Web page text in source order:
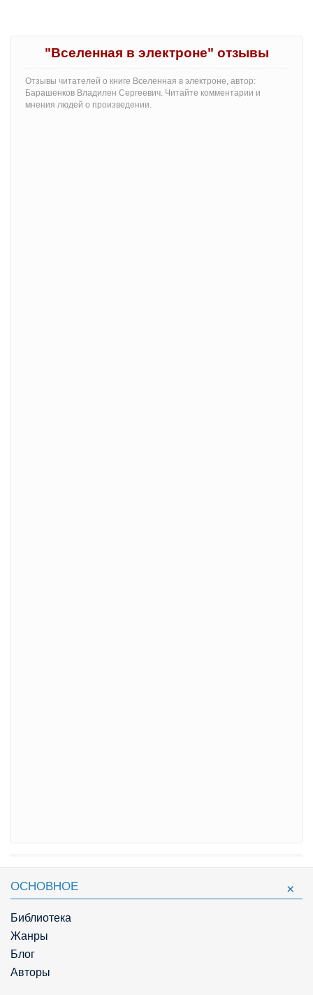
"Вселенная в электроне" отзывы
Отзывы читателей о книге Вселенная в электроне, автор:
Барашенков Владилен Сергеевич. Читайте комментарии и
мнения людей о произведении.
ОСНОВНОЕ
Библиотека
Жанры
Блог
Авторы